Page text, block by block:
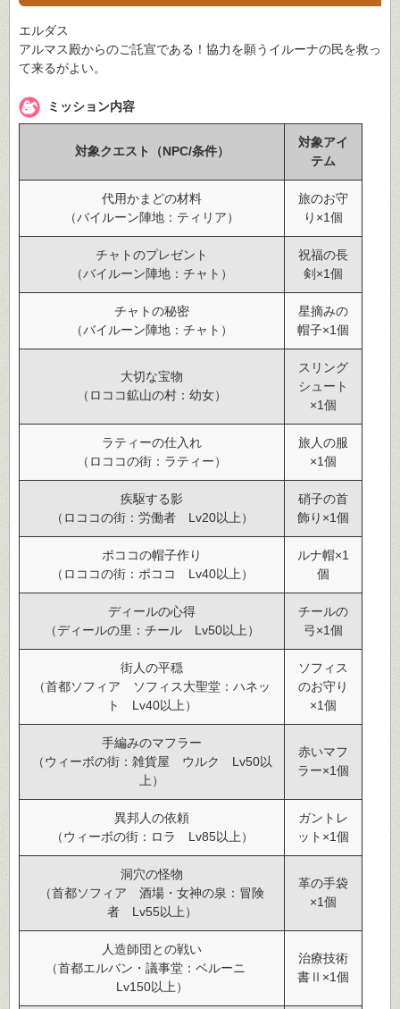
エルダス
アルマス殿からのご託宣である！協力を願うイルーナの民を救っ
て来るがよい。
ミッション内容
対象クエスト（NPC/条件）
対象アイ
テム
代用かまどの材料
（バイルーン陣地：ティリア）
旅のお守
り×1個
チャトのプレゼント
（バイルーン陣地：チャト）
祝福の長
剣×1個
チャトの秘密
（バイルーン陣地：チャト）
星摘みの
帽子×1個
大切な宝物
（ロココ鉱山の村：幼女）
スリング
シュート
×1個
ラティーの仕入れ
（ロココの街：ラティー）
旅人の服
×1個
疾駆する影
（ロココの街：労働者 Lv20以上）
硝子の首
飾り×1個
ポココの帽子作り
（ロココの街：ポココ Lv40以上）
ルナ帽×1
個
ディールの心得
（ディールの里：チール Lv50以上）
チールの
弓×1個
街人の平穏
（首都ソフィア ソフィス大聖堂：ハネッ
ト Lv40以上）
ソフィス
のお守り
×1個
手編みのマフラー
（ウィーボの街：雑貨屋 ウルク Lv50以
上）
赤いマフ
ラー×1個
異邦人の依頼
（ウィーボの街：ロラ Lv85以上）
ガントレ
ット×1個
洞穴の怪物
（首都ソフィア 酒場・女神の泉：冒険
者 Lv55以上）
革の手袋
×1個
人造師団との戦い
（首都エルバン・議事堂：ベルーニ
Lv150以上）
治療技術
書Ⅱ×1個